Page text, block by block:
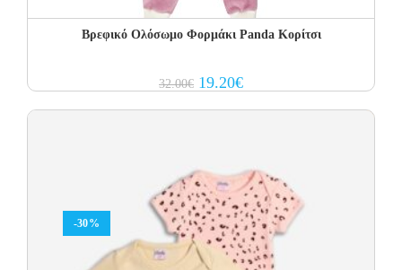
Βρεφικό Ολόσωμο Φορμάκι Panda Κορίτσι
32.00€ Original
price
19.20€Current
price
-30%